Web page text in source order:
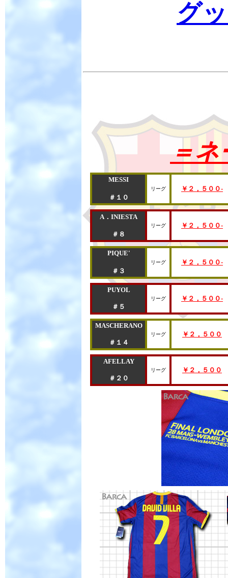
グ
＝ネ
MESSI
＃１０
リーグ ￥２，５００-
A．INIESTA
＃８
リーグ ￥２，５００-
PIQUE'
＃３
リーグ ￥２，５００-
PUYOL
＃５
リーグ ￥２，５００-
MASCHERANO
＃１４
リーグ ￥ ２，５００
AFELLAY
＃２０
リーグ ￥ ２，５００